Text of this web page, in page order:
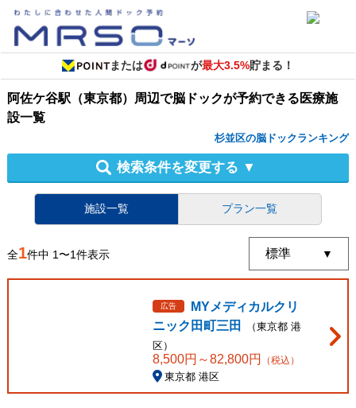
または が最大3.5%貯まる！
阿佐ケ谷駅（東京都）周辺で脳ドックが予約できる医療施
設一覧
杉並区の脳ドックランキング
検索条件を変更する ▼
施設一覧 プラン一覧
全1件中 1〜1件表示
広告
MYメディカルクリ
ニック田町三田
（東京都 港
区）
8,500円～82,800円 （税込）
東京都 港区